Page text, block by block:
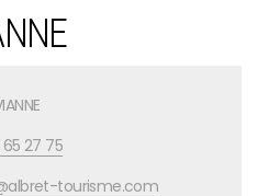
65 27 75
tourisme.com